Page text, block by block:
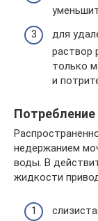
для
раствор
только
и
недержанием
воды. В
жидкости